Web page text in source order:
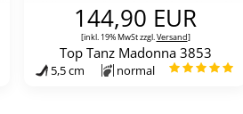
144,90 EUR
[inkl. 19% MwSt zzgl. Versand]
Top Tanz Madonna 3853
5,5 cm normal